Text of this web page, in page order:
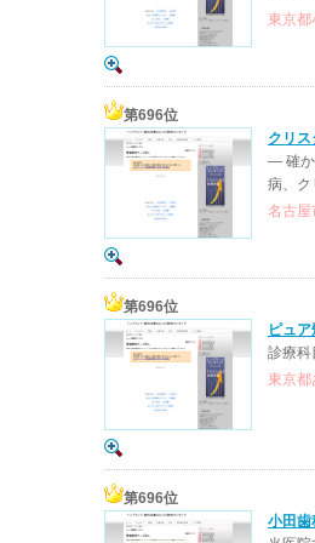
東京
第696位
クリ
― 確か
病、ク
名古屋
第696位
ピュ
診療科
東京
第696位
小田歯